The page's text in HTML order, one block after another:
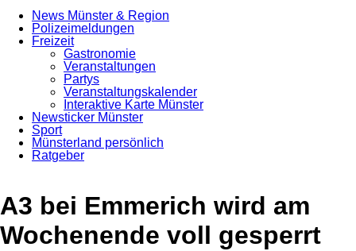
News Münster & Region
Polizeimeldungen
Freizeit
Gastronomie
Veranstaltungen
Partys
Veranstaltungskalender
Interaktive Karte Münster
Newsticker Münster
Sport
Münsterland persönlich
Ratgeber
A3 bei Emmerich wird am
Wochenende voll gesperrt